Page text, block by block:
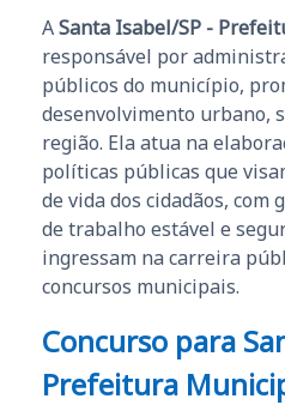
ASanta Isabel/SP -
responsável por
públicos do município,
desenvolvimento urbano,
região. Ela atua na
políticas públicas que
de vida dos cidadãos, com
de trabalho estável e
ingressam na carreira
concursos municipais.
Concurso para
Prefeitura